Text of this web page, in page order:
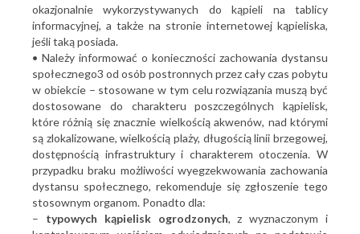
okazjonalnie wykorzystywanych do kąpieli na tablicy
informacyjnej, a także na stronie internetowej kąpieliska,
jeśli taką posiada.
• Należy informować o konieczności zachowania dystansu
społecznego3 od osób postronnych przez cały czas pobytu
w obiekcie – stosowane w tym celu rozwiązania muszą być
dostosowane do charakteru poszczególnych kąpielisk,
które różnią się znacznie wielkością akwenów, nad którymi
są zlokalizowane, wielkością plaży, długością linii brzegowej,
dostępnością infrastruktury i charakterem otoczenia. W
przypadku braku możliwości wyegzekwowania zachowania
dystansu społecznego, rekomenduje się zgłoszenie tego
stosownym organom. Ponadto dla:
– typowych kąpielisk ogrodzonych, z wyznaczonym i